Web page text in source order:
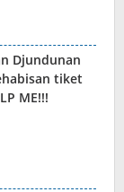
Djundunan
tiket
ME!!!